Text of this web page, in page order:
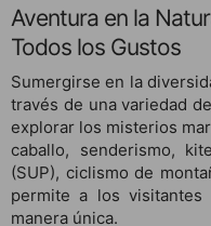
Aventura en la
Todos los Gustos
Sumergirse en la
través de una variedad
explorar los misterios
caballo, senderismo,
(SUP), ciclismo de
permite a los visitantes
manera única.